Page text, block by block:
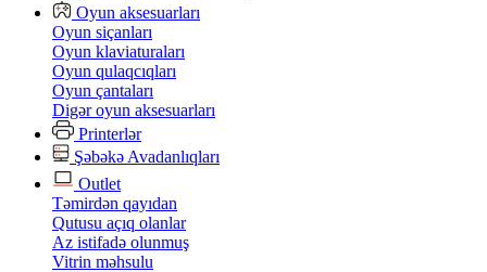
Oyun aksesuarları
Oyun siçanları
Oyun klaviaturaları
Oyun qulaqcıqları
Oyun çantaları
Digər oyun aksesuarları
Printerlər
Şəbəkə Avadanlıqları
Outlet
Təmirdən qayıdan
Qutusu açıq olanlar
Az istifadə olunmuş
Vitrin məhsulu